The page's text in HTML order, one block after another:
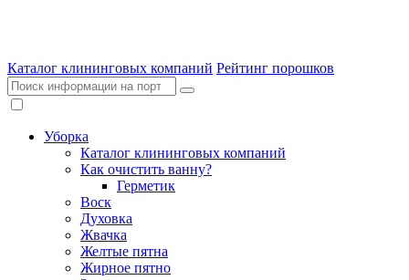
Каталог клининговых компаний Рейтинг порошков
Уборка
Каталог клининговых компаний
Как очистить ванну?
Герметик
Воск
Духовка
Жвачка
Желтые пятна
Жирное пятно